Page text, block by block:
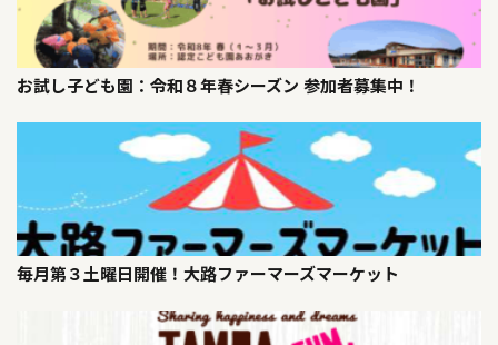
お試し子ども園：令和８年春シーズン 参加者募集中！
毎月第３土曜日開催！大路ファーマーズマーケット